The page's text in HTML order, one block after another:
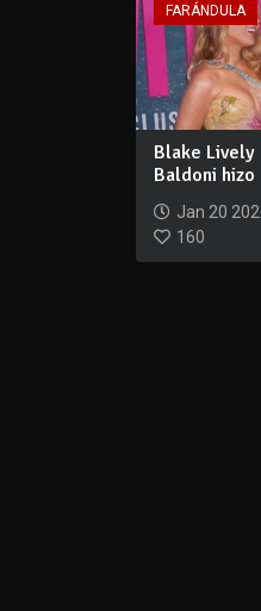
FARÁNDULA
Blake Lively
Baldoni
Jan 20
160